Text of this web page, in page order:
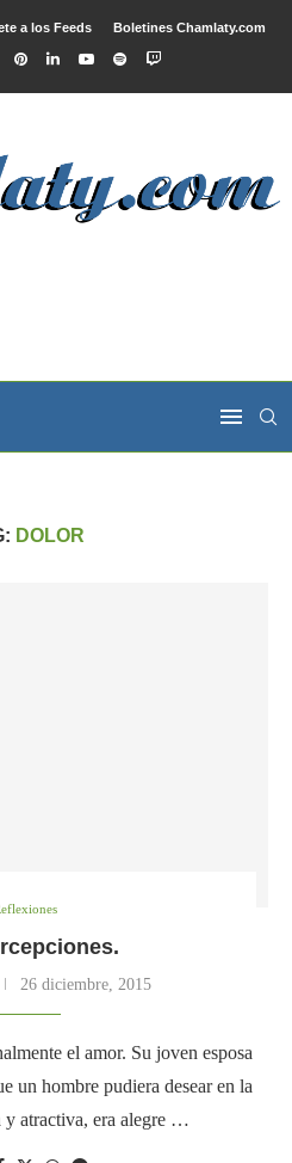
a los Feeds Boletines Chamlaty.com
DOLOR
26 diciembre, 2015
el amor. Su joven esposa
un hombre pudiera desear en la
y atractiva, era alegre …